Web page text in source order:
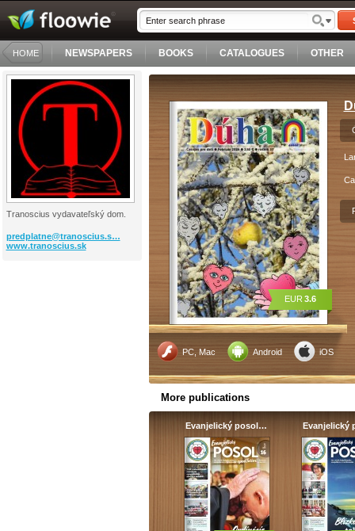
HOME NEWSPAPERS BOOKS CATALOGUES OTHER
Tranoscius vydavateľský dom.
predplatne@tranoscius.s…
www.tranoscius.sk
PC, Mac Android iOS
EUR 3.6
More publications
Evanjelický posol… Evanjelický